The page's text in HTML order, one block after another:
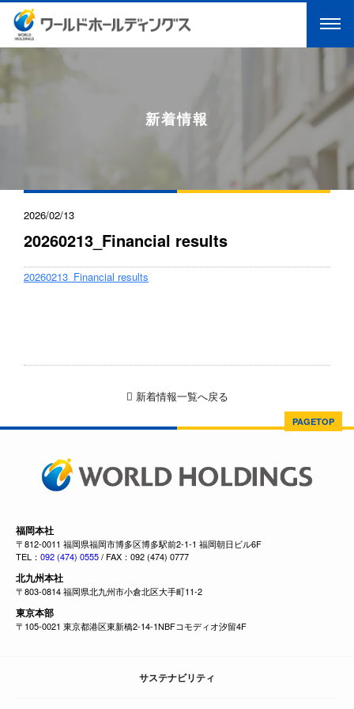
新着情報
2026/02/13
20260213_Financial results
20260213_Financial results
新着情報一覧へ戻る
PAGETOP
福岡本社
〒812-0011 福岡県福岡市博多区博多駅前2-1-1 福岡朝日ビル6F
TEL： 092 (474) 0555/ FAX：092 (474) 0777
北九州本社
〒803-0814 福岡県北九州市小倉北区大手町11-2
東京本部
〒105-0021 東京都港区東新橋2-14-1NBFコモディオ汐留4F
サステナビリティ